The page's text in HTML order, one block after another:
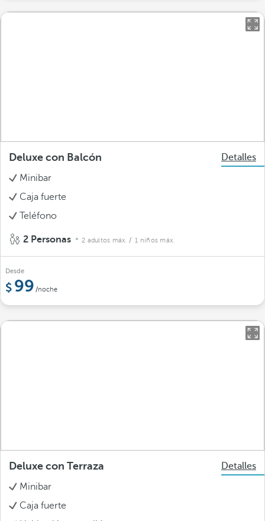
Deluxe con Balcón
Detalles
Minibar
Caja fuerte
Teléfono
2 Personas 2 adultos máx. / 1 niños máx.
Desde
99 /noche
Deluxe con Terraza
Detalles
Minibar
Caja fuerte